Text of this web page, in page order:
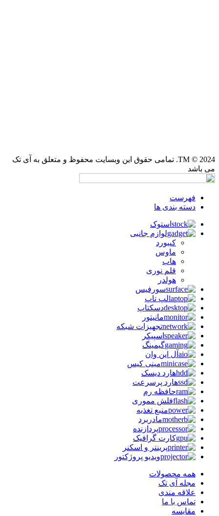
TM© 2024. تمامی حقوق این وبسایت محفوظ و متعلق به آی تک
می باشد
فهرست
دسته بندی ها
استوک
لوازم جانبی
کیبورد
ماوس
هاب
قلم نوری
هولدر
سورفیس
لپ تاپ
دسکتاپ
مانیتور
تجهیزات شبکه
اسپیکر
گیمینگ
آل این وان
مینی کیس
هارد دیسک
هارد پرسرعت
حافظه رم
فلش مموری
منبع تغذیه
مادربرد
پردازنده
کارت گرافیک
پرینتر و اسکنر
ویدیو پروژکتور
همه محصولات
مجله آی تک
علاقه مندی
تماس با ما
مقایسه